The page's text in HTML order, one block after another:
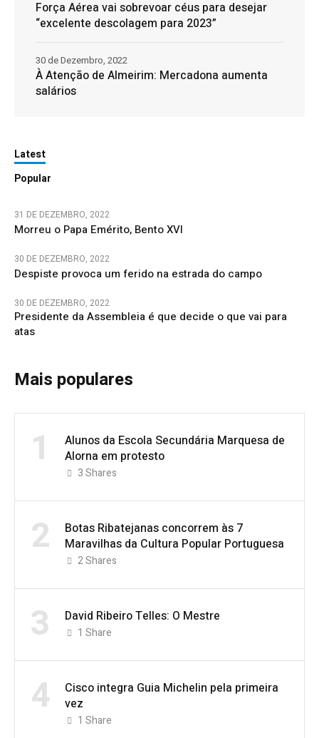
Força Aérea vai sobrevoar céus para desejar
“excelente descolagem para 2023”
À Atenção de Almeirim: Mercadona aumenta
salários
30 de Dezembro, 2022
Latest
Popular
31 DE DEZEMBRO, 2022
Morreu o Papa Emérito, Bento XVI
30 DE DEZEMBRO, 2022
Despiste provoca um ferido na estrada do campo
30 DE DEZEMBRO, 2022
Presidente da Assembleia é que decide o que vai para
atas
Mais populares
1
Alunos da Escola Secundária Marquesa de
Alorna em protesto
3Shares
2
Botas Ribatejanas concorrem às 7
Maravilhas da Cultura Popular Portuguesa
2Shares
3 David Ribeiro Telles: O Mestre
1 Share
4
Cisco integra Guia Michelin pela primeira
vez
1 Share